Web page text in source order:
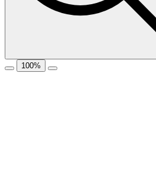
100%